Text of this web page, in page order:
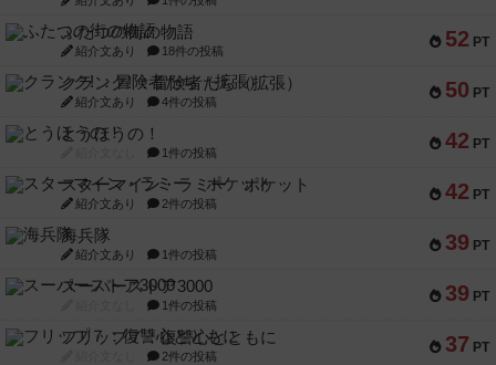
52 PT
ふたつの街の物語
紹介文あり 18件の投稿
50 PT
クランク! ：冒険者たち（拡張）
紹介文あり 4件の投稿
42 PT
とうほうの！
1件の投稿
42 PT
スターマイン・ラミー ポケット
紹介文あり 2件の投稿
39 PT
海兵隊
紹介文あり 1件の投稿
39 PT
スーパーストア3000
1件の投稿
37 PT
フリップ７：復讐心とともに
2件の投稿